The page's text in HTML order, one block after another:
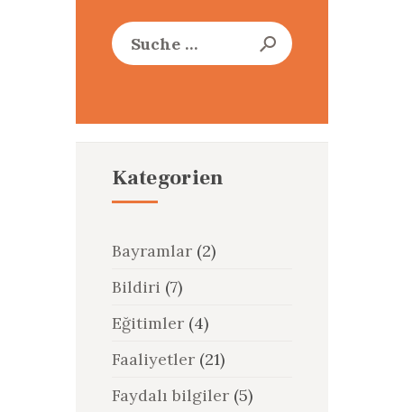
Suche
nach:
Kategorien
Bayramlar(2)
Bildiri (7)
Eğitimler(4)
Faaliyetler(21)
Faydalı bilgiler(5)